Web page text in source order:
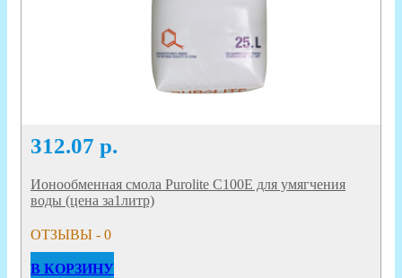
312.07 р.
Ионообменная смола Purolite C100E для умягчения
воды (цена за1литр)
ОТЗЫВЫ - 0
В КОРЗИНУ